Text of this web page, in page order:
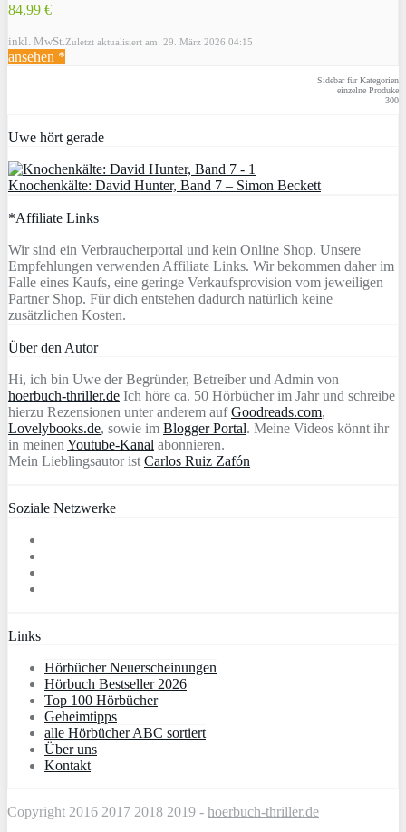
84,99 €
inkl. MwSt. Zuletzt aktualisiert am: 29. März 2026 04:15
ansehen *
Sidebar für Kategorien
einzelne Produke
300
Uwe hört gerade
Knochenkälte: David Hunter, Band 7 – Simon Beckett
*Affiliate Links
Wir sind ein Verbraucherportal und kein Online Shop. Unsere
Empfehlungen verwenden Affiliate Links. Wir bekommen daher im
Falle eines Kaufs, eine geringe Verkaufsprovision vom jeweiligen
Partner Shop. Für dich entstehen dadurch natürlich keine
zusätzlichen Kosten.
Über den Autor
Hi, ich bin Uwe der Begründer, Betreiber und Admin von
hoerbuch-thriller.de Ich höre ca. 50 Hörbücher im Jahr und schreibe
hierzu Rezensionen unter anderem aufGoodreads.com,
Lovelybooks.de, sowie im Blogger Portal. Meine Videos könnt ihr
in meinen Youtube-Kanal abonnieren.
Mein Lieblingsautor ist Carlos Ruiz Zafón
Soziale Netzwerke
Links
Hörbücher Neuerscheinungen
Hörbuch Bestseller 2026
Top 100 Hörbücher
Geheimtipps
alle Hörbücher ABC sortiert
Über uns
Kontakt
Copyright 2016 2017 2018 2019 - hoerbuch-thriller.de